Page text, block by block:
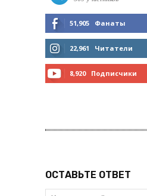
51,905 Фанаты
МНЕ
22,961 Читатели
8,920 Подписчики
ОСТАВЬТЕ ОТВЕТ